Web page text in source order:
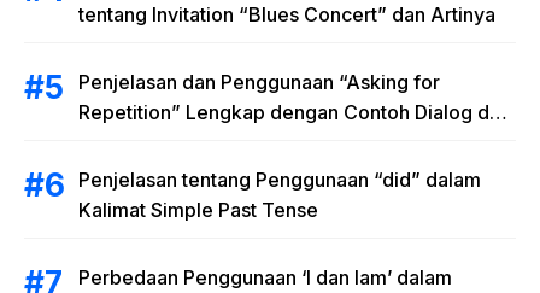
tentang Invitation “Blues Concert” dan Artinya
Penjelasan dan Penggunaan “Asking for
Repetition” Lengkap dengan Contoh Dialog dan
Penjelasan tentang Penggunaan “did” dalam
Kalimat Simple Past Tense
Perbedaan Penggunaan ‘I dan Iam’ dalam